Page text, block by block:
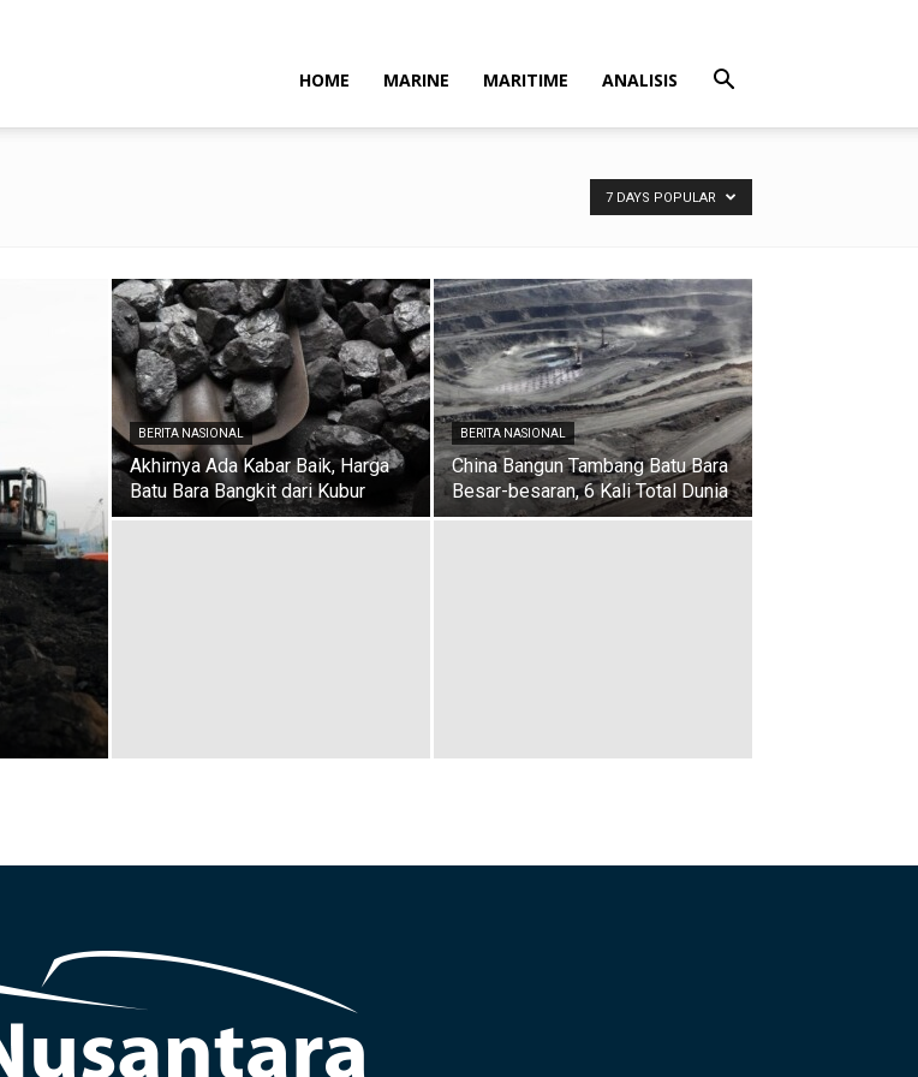
HOME MARINE MARITIME ANALISIS
7 DAYS POPULAR
BERITA NASIONAL
Akhirnya Ada Kabar Baik, Harga
Batu Bara Bangkit dari Kubur
BERITA NASIONAL
China Bangun Tambang Batu Bara
Besar-besaran, 6 Kali Total Dunia